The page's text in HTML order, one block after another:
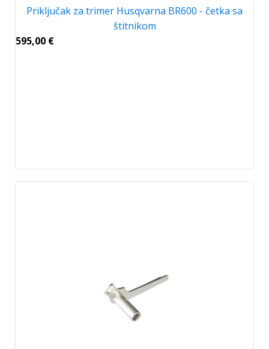
Priključak za trimer Husqvarna BR600 - četka sa
štitnikom
595,00 €